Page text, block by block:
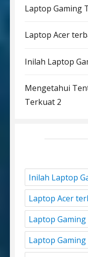
Laptop Gaming
Laptop Acer
Inilah Laptop
Mengetahui
Terkuat 2
Inilah Laptop
Laptop Acer
Laptop
Laptop